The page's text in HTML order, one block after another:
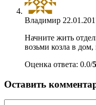
Владимир
Начните жить
возьми козла в
Оценка ответа: 0.0/5
Оставить